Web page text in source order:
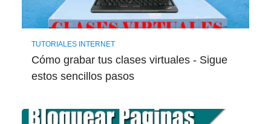
TUTORIALES INTERNET
Cómo grabar tus clases virtuales - Sigue
estos sencillos pasos